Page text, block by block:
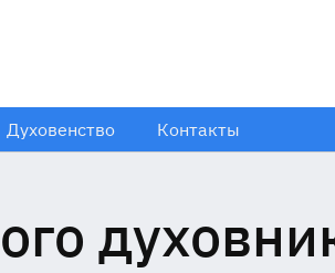
Духовенство Контакты